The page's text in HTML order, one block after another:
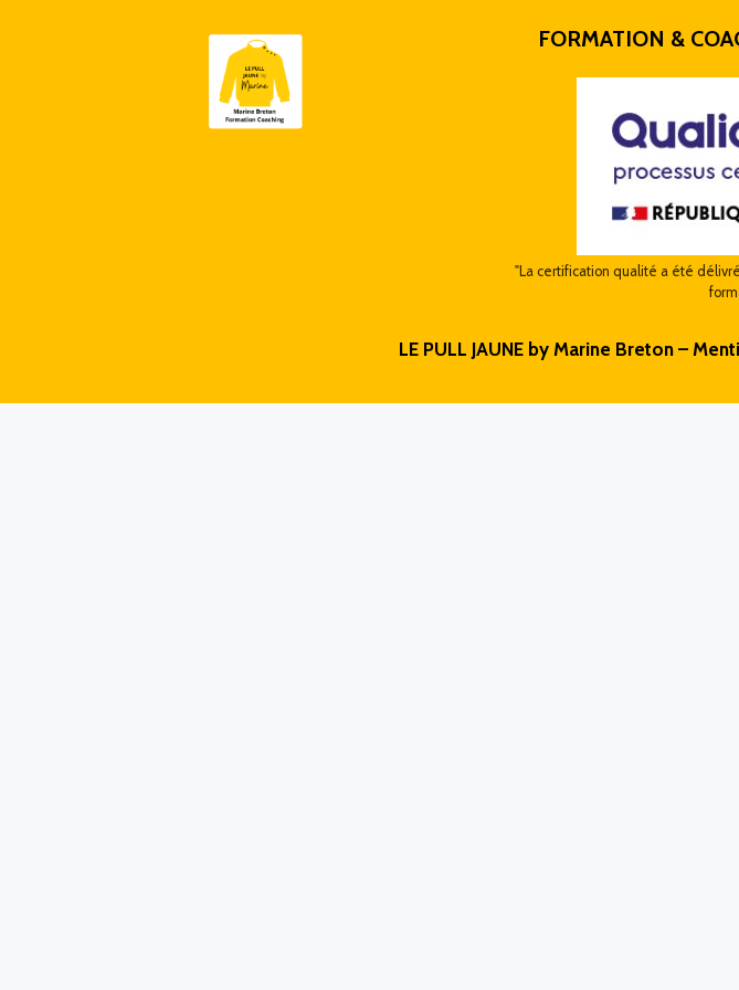
FORMATION &
"La certification qualité a été
LE PULL JAUNE by Marine Breton –